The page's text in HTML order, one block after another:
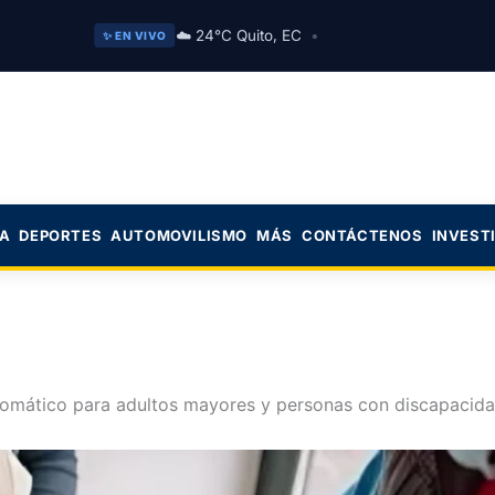
✨ EN VIVO ☁️ 24°C Quito, EC •
DEPORTES AUTOMOVILISMO MÁS CONTÁCTENOS
para adultos mayores y personas con